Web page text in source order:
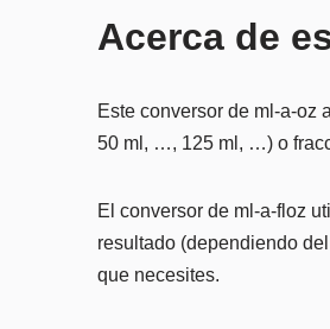
Acerca de
Este conversor de ml-a-oz
50 ml, …, 125 ml, …) o
El conversor de ml-a-floz
resultado (dependiendo
que necesites.